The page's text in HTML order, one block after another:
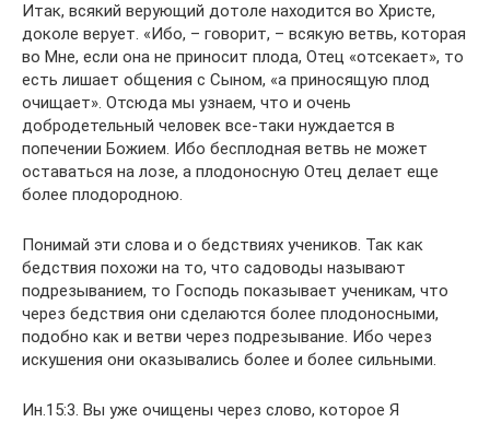
Итак, всякий верующий дотоле находится во Христе,
доколе верует. «Ибо, – говорит, – всякую ветвь, которая
во Мне, если она не приносит плода, Отец «отсекает», то
есть лишает общения с Сыном, «а приносящую плод
очищает». Отсюда мы узнаем, что и очень
добродетельный человек все-таки нуждается в
попечении Божием. Ибо бесплодная ветвь не может
оставаться на лозе, а плодоносную Отец делает еще
более плодородною.
Понимай эти слова и о бедствиях учеников. Так как
бедствия похожи на то, что садоводы называют
подрезыванием, то Господь показывает ученикам, что
через бедствия они сделаются более плодоносными,
подобно как и ветви через подрезывание. Ибо через
искушения они оказывались более и более сильными.
Ин.15:3. Вы уже очищены через слово, которое Я